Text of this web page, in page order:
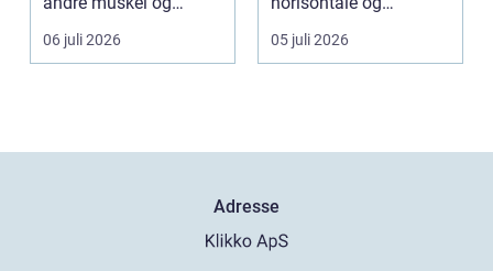
leddplager begynn...
06 juli 2026
vertikale vinkle...
05 juli 2026
Adresse